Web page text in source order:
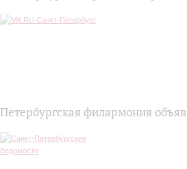
Петербургская филармония